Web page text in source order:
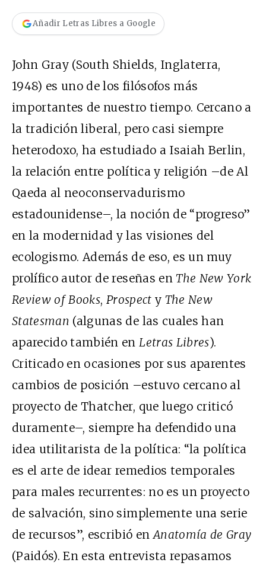
Añadir Letras Libres a Google
John Gray (South Shields, Inglaterra,
1948) es uno de los filósofos más
importantes de nuestro tiempo. Cercano a
la tradición liberal, pero casi siempre
heterodoxo, ha estudiado a Isaiah Berlin,
la relación entre política y religión –de Al
Qaeda al neoconservadurismo
estadounidense–, la noción de “progreso”
en la modernidad y las visiones del
ecologismo. Además de eso, es un muy
prolífico autor de reseñas enThe New York
Review of Books, Prospect y The New
Statesman (algunas de las cuales han
aparecido también en Letras Libres).
Criticado en ocasiones por sus aparentes
cambios de posición –estuvo cercano al
proyecto de Thatcher, que luego criticó
duramente–, siempre ha defendido una
idea utilitarista de la política: “la política
es el arte de idear remedios temporales
para males recurrentes: no es un proyecto
de salvación, sino simplemente una serie
de recursos”, escribió en Anatomía de Gray
(Paidós). En esta entrevista repasamos